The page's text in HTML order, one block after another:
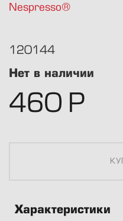
Nespresso®
120144
Нет в наличии
460 Р
Характеристики